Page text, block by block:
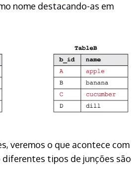
nome destacando-as em
veremos o que acontece com
tipos de junções são